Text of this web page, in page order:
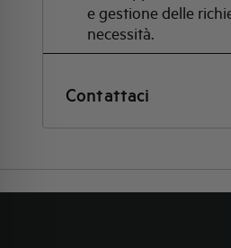
e gestione delle
necessità.
Contattaci